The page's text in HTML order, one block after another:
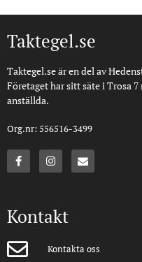
Taktegel.se
Taktegel.se är en del av
Företaget har sitt säte i Trosa
anställda.
Org.nr: 556516-3499
Kontakt
Kontakta oss